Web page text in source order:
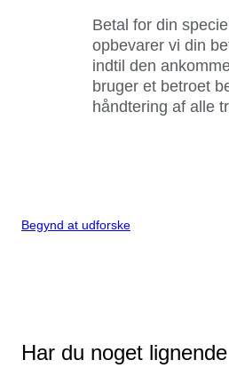
Betal for din
opbevarer vi din
indtil den
bruger et betroet
håndtering af alle
Begynd at udforske
Har du noget